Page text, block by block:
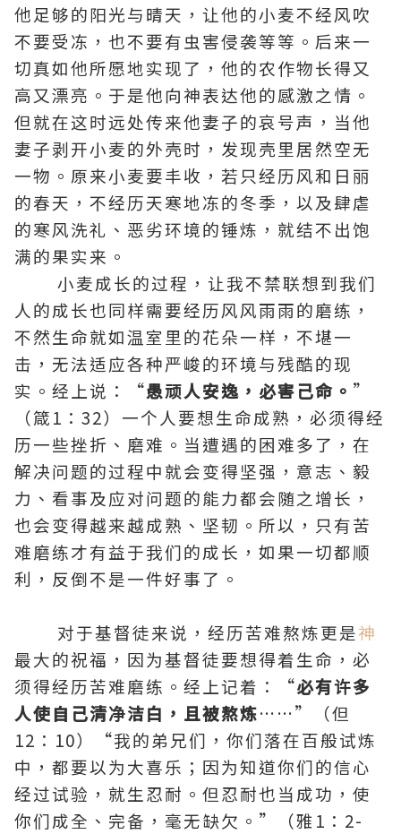
他足够的阳光与晴天，让他的小麦不经风吹
不要受冻，也不要有虫害侵袭等等。后来一
切真如他所愿地实现了，他的农作物长得又
高又漂亮。于是他向神表达他的感激之情。
但就在这时远处传来他妻子的哀号声，当他
妻子剥开小麦的外壳时，发现壳里居然空无
一物。原来小麦要丰收，若只经历风和日丽
的春天，不经历天寒地冻的冬季，以及肆虐
的寒风洗礼、恶劣环境的锤炼，就结不出饱
满的果实来。
小麦成长的过程，让我不禁联想到我们
人的成长也同样需要经历风风雨雨的磨练，
不然生命就如温室里的花朵一样，不堪一
击，无法适应各种严峻的环境与残酷的现
实。经上说：“愚顽人安逸，必害己命。 ”
（箴1：32）一个人要想生命成熟，必须得经
历一些挫折、磨难。当遭遇的困难多了，在
解决问题的过程中就会变得坚强，意志、毅
力、看事及应对问题的能力都会随之增长，
也会变得越来越成熟、坚韧。所以，只有苦
难磨练才有益于我们的成长，如果一切都顺
利，反倒不是一件好事了。
对于基督徒来说，经历苦难熬炼更是神
最大的祝福，因为基督徒要想得着生命，必
须得经历苦难磨练。经上记着：“必有许多
人使自己清净洁白，且被熬炼……”（但
12：10）“我的弟兄们，你们落在百般试炼
中，都要以为大喜乐；因为知道你们的信心
经过试验，就生忍耐。但忍耐也当成功，使
你们成全、完备，毫无缺欠。”（雅1：2-